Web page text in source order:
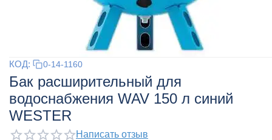
КОД: 0-14-1160
Бак расширительный для
водоснабжения WAV 150 л синий
WESTER
Написать отзыв